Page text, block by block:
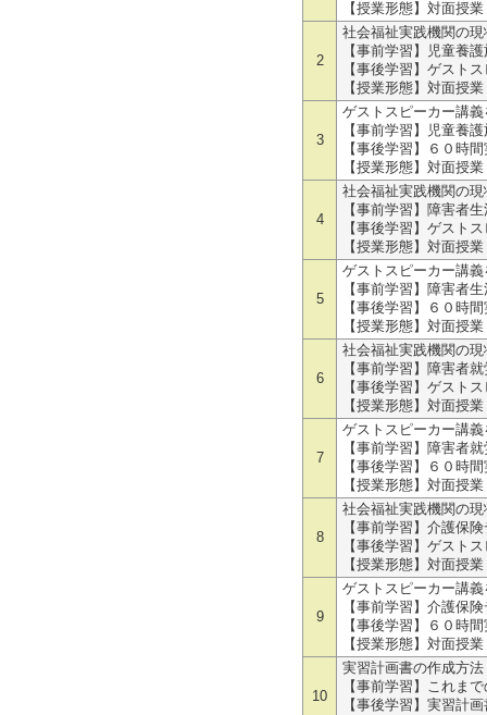
【授業形態】対面授業
2
社会福祉実践機関の
【事前学習】児童養
【事後学習】ゲスト
【授業形態】対面授業
3
ゲストスピーカー講
【事前学習】児童養
【事後学習】６０時
【授業形態】対面授業
4
社会福祉実践機関の
【事前学習】障害者
【事後学習】ゲスト
【授業形態】対面授業
5
ゲストスピーカー講
【事前学習】障害者
【事後学習】６０時
【授業形態】対面授業
6
社会福祉実践機関の
【事前学習】障害者
【事後学習】ゲスト
【授業形態】対面授業
7
ゲストスピーカー講
【事前学習】障害者
【事後学習】６０時
【授業形態】対面授業
8
社会福祉実践機関の
【事前学習】介護保
【事後学習】ゲスト
【授業形態】対面授業
9
ゲストスピーカー講
【事前学習】介護保
【事後学習】６０時
【授業形態】対面授業
10
実習計画書の作成方
【事前学習】これま
【事後学習】実習計